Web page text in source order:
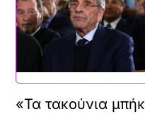
«Τα τακούνια